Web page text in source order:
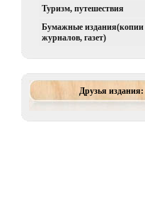
Туризм, путешествия
Бумажные издания(копии
журналов, газет)
Друзья издания: